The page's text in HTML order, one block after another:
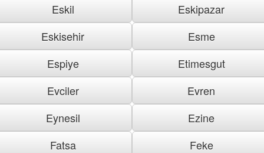
Eskil
Eskipazar
Eskisehir
Esme
Espiye
Etimesgut
Evciler
Evren
Eynesil
Ezine
Fatsa
Feke